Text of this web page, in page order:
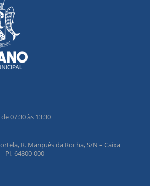
07:30 às 13:30
R. Marquês da Rocha, S/N – Caixa
PI, 64800-000